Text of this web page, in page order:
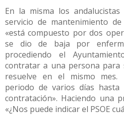
En la misma los
servicio de mantenimiento
«está compuesto por dos
se dio de baja por
procediendo el
contratar a una persona para
resuelve en el mismo mes.
periodo de varios días
contratación». Haciendo una
«¿Nos puede indicar el PSOE